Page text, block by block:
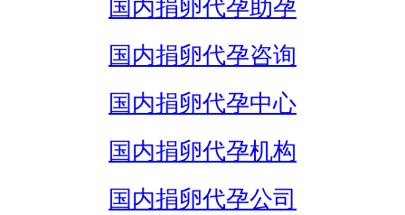
国内捐卵代孕助孕
国内捐卵代孕咨询
国内捐卵代孕中心
国内捐卵代孕机构
国内捐卵代孕公司